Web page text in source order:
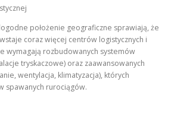
położenie geograficzne sprawiają, że
coraz więcej centrów logistycznych i
wymagają rozbudowanych systemów
tryskaczowe) oraz zaawansowanych
wentylacja, klimatyzacja), których
spawanych rurociągów.